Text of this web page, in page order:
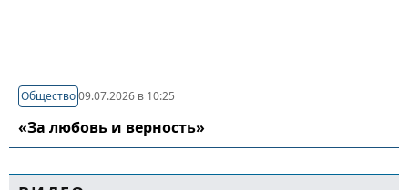
Общество09.07.2026 в 10:25
«За любовь и верность»